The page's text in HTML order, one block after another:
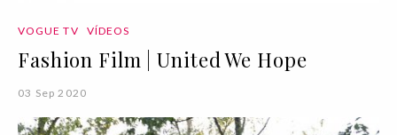
VOGUE TV VÍDEOS
Fashion Film | United We Hope
03 Sep 2020